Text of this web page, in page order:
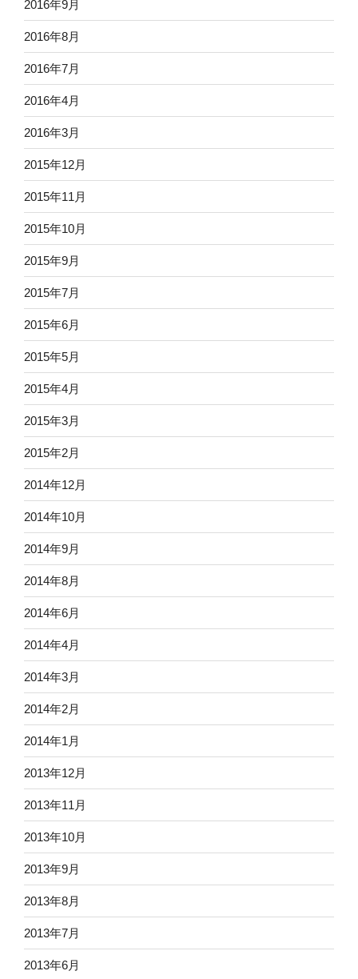
2016年9月
2016年8月
2016年7月
2016年4月
2016年3月
2015年12月
2015年11月
2015年10月
2015年9月
2015年7月
2015年6月
2015年5月
2015年4月
2015年3月
2015年2月
2014年12月
2014年10月
2014年9月
2014年8月
2014年6月
2014年4月
2014年3月
2014年2月
2014年1月
2013年12月
2013年11月
2013年10月
2013年9月
2013年8月
2013年7月
2013年6月